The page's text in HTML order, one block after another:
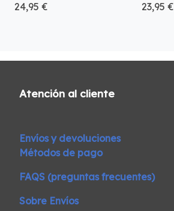
24,95 € 23,95 €
Atención al cliente
Envíos y devoluciones
Métodos de pago
FAQS (preguntas frecuentes)
Sobre Envíos